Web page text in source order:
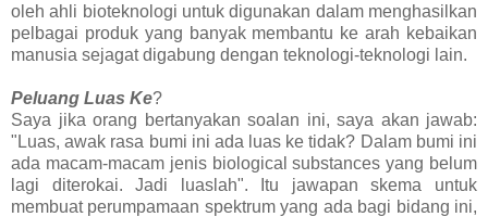
oleh ahli bioteknologi untuk digunakan dalam menghasilkan
pelbagai produk yang banyak membantu ke arah kebaikan
manusia sejagat digabung dengan teknologi-teknologi lain.
Peluang Luas Ke?
Saya jika orang bertanyakan soalan ini, saya akan jawab:
"Luas, awak rasa bumi ini ada luas ke tidak? Dalam bumi ini
ada macam-macam jenis biological substances yang belum
lagi diterokai. Jadi luaslah". Itu jawapan skema untuk
membuat perumpamaan spektrum yang ada bagi bidang ini,